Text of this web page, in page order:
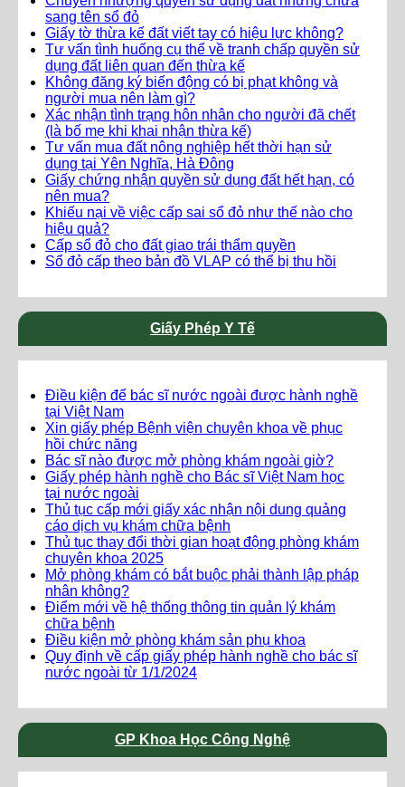
sang tên sổ đỏ
Giấy tờ thừa kế đất viết tay có hiệu lực không?
Tư vấn tình huống cụ thể về tranh chấp quyền sử
dụng đất liên quan đến thừa kế
Không đăng ký biến động có bị phạt không và
người mua nên làm gì?
Xác nhận tình trạng hôn nhân cho người đã chết
(là bố mẹ khi khai nhận thừa kế)
Tư vấn mua đất nông nghiệp hết thời hạn sử
dụng tại Yên Nghĩa, Hà Đông
Giấy chứng nhận quyền sử dụng đất hết hạn, có
nên mua?
Khiếu nại về việc cấp sai sổ đỏ như thế nào cho
hiệu quả?
Cấp sổ đỏ cho đất giao trái thẩm quyền
Sổ đỏ cấp theo bản đồ VLAP có thể bị thu hồi
Giấy Phép Y Tế
Điều kiện để bác sĩ nước ngoài được hành nghề
tại Việt Nam
Xin giấy phép Bệnh viện chuyên khoa về phục
hồi chức năng
Bác sĩ nào được mở phòng khám ngoài giờ?
Giấy phép hành nghề cho Bác sĩ Việt Nam học
tại nước ngoài
Thủ tục cấp mới giấy xác nhận nội dung quảng
cáo dịch vụ khám chữa bệnh
Thủ tục thay đổi thời gian hoạt động phòng khám
chuyên khoa 2025
Mở phòng khám có bắt buộc phải thành lập pháp
nhân không?
Điểm mới về hệ thống thông tin quản lý khám
chữa bệnh
Điều kiện mở phòng khám sản phụ khoa
Quy định về cấp giấy phép hành nghề cho bác sĩ
nước ngoài từ 1/1/2024
GP Khoa Học Công Nghệ